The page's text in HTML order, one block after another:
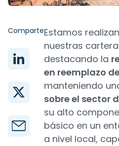
ComparteEstamos
nuestras
destacando la
en reemplazo
manteniendo
sobre el sector
su alto
básico en un
a nivel local,